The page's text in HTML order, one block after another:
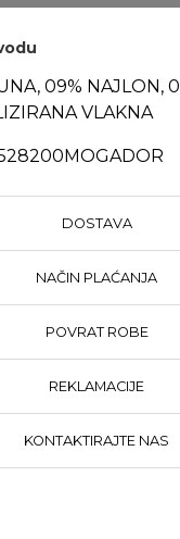
09% NAJLON,
VLAKNA
DOSTAVA
NAČIN PLAĆANJA
POVRAT ROBE
REKLAMACIJE
KONTAKTIRAJTE NAS